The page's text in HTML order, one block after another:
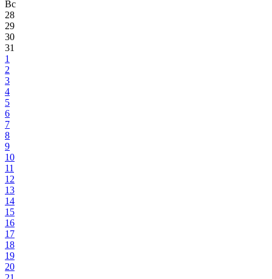
Вс
28
29
30
31
1
2
3
4
5
6
7
8
9
10
11
12
13
14
15
16
17
18
19
20